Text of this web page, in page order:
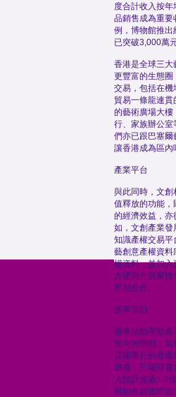
度合計收入按
品銷售成為重要
例，博物館推
已突破3,000萬
香港是全球三大
更豐富的生態圈
交易，包括在機
貿易一條龍連
的藝術廣場大樓
行、家族辦公室
們亦已跟巴塞爾
讓香港成為區內
產業平台
與此同時，文創
值釋放的功能，
的經濟效益，亦
如，文創產業發
知識產權交易
藝創意產權資
權資料，並加入
方便潛在買家
界別合作。
盛事活動
盛事活動帶動
面向的聯動。
育園舉行的香
迴賽，三場球
入預計超過1.8
例如有啟德附近